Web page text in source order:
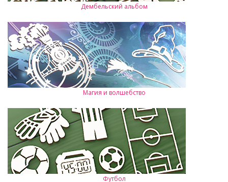
Дембельский альбом
Магия и волшебство
Футбол